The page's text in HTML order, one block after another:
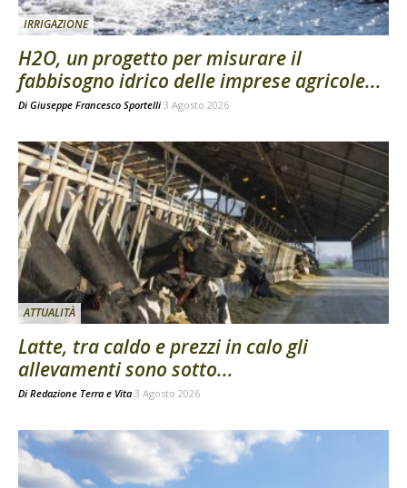
IRRIGAZIONE
H2O, un progetto per misurare il
fabbisogno idrico delle imprese agricole...
Di Giuseppe Francesco Sportelli 3 Agosto 2026
ATTUALITÀ
Latte, tra caldo e prezzi in calo gli
allevamenti sono sotto...
Di Redazione Terra e Vita 3 Agosto 2026